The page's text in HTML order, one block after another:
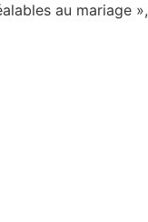
au mariage »,